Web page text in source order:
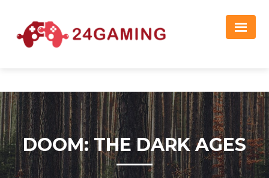
DOOM: THE DARK AGES